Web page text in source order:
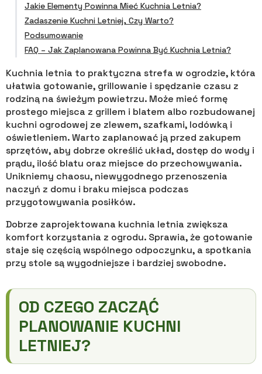
Jakie Elementy Powinna Mieć Kuchnia Letnia?
Zadaszenie Kuchni Letniej, Czy Warto?
Podsumowanie
FAQ – Jak Zaplanowana Powinna Być Kuchnia Letnia?
Kuchnia letnia to praktyczna strefa w ogrodzie, która
ułatwia gotowanie, grillowanie i spędzanie czasu z
rodziną na świeżym powietrzu. Może mieć formę
prostego miejsca z grillem i blatem albo rozbudowanej
kuchni ogrodowej ze zlewem, szafkami, lodówką i
oświetleniem. Warto zaplanować ją przed zakupem
sprzętów, aby dobrze określić układ, dostęp do wody i
prądu, ilość blatu oraz miejsce do przechowywania.
Unikniemy chaosu, niewygodnego przenoszenia
naczyń z domu i braku miejsca podczas
przygotowywania posiłków.
Dobrze zaprojektowana kuchnia letnia zwiększa
komfort korzystania z ogrodu. Sprawia, że gotowanie
staje się częścią wspólnego odpoczynku, a spotkania
przy stole są wygodniejsze i bardziej swobodne.
OD CZEGO ZACZĄĆ
PLANOWANIE KUCHNI
LETNIEJ?